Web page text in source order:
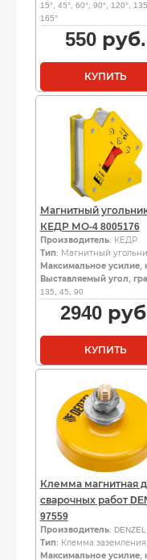
15°, 45°, 60°, 90°, 120°,
165°
550 руб.
КУПИТЬ
Магнитный
КЕДР МО-4 8005176
Производитель: КЕДР
Тип: Магнитный
Максимальное усилие,
Выставляемый угол,
135, 45, 90
2940
КУПИТЬ
Клемма магнитная
сварочных работ
97559
Производитель: DENZEL
Тип: Клемма заземления
Максимальное усилие,